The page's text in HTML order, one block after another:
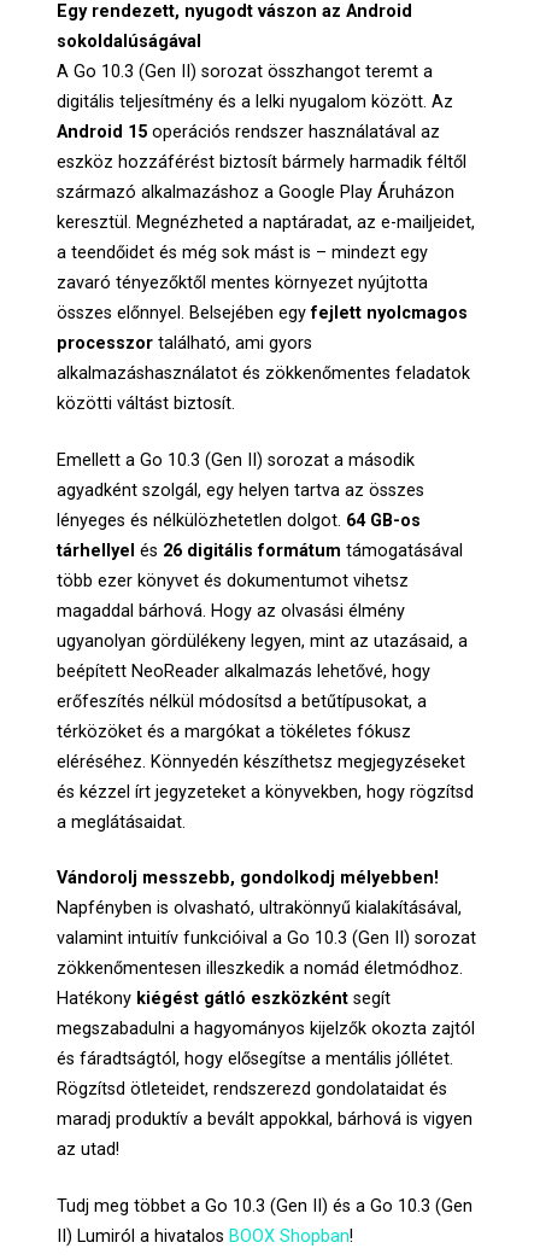
Egy rendezett, nyugodt vászon az Android
sokoldalúságával
A Go 10.3 (Gen II) sorozat összhangot teremt a
digitális teljesítmény és a lelki nyugalom között. Az
Android 15 operációs rendszer használatával az
eszköz hozzáférést biztosít bármely harmadik féltől
származó alkalmazáshoz a Google Play Áruházon
keresztül. Megnézheted a naptáradat, az e-mailjeidet,
a teendőidet és még sok mást is – mindezt egy
zavaró tényezőktől mentes környezet nyújtotta
összes előnnyel. Belsejében egyfejlett nyolcmagos
processzor található, ami gyors
alkalmazáshasználatot és zökkenőmentes feladatok
közötti váltást biztosít.
Emellett a Go 10.3 (Gen II) sorozat a második
agyadként szolgál, egy helyen tartva az összes
lényeges és nélkülözhetetlen dolgot. 64 GB-os
tárhellyel és 26 digitális formátum támogatásával
több ezer könyvet és dokumentumot vihetsz
magaddal bárhová. Hogy az olvasási élmény
ugyanolyan gördülékeny legyen, mint az utazásaid, a
beépített NeoReader alkalmazás lehetővé, hogy
erőfeszítés nélkül módosítsd a betűtípusokat, a
térközöket és a margókat a tökéletes fókusz
eléréséhez. Könnyedén készíthetsz megjegyzéseket
és kézzel írt jegyzeteket a könyvekben, hogy rögzítsd
a meglátásaidat.
Vándorolj messzebb, gondolkodj mélyebben!
Napfényben is olvasható, ultrakönnyű kialakításával,
valamint intuitív funkcióival a Go 10.3 (Gen II) sorozat
zökkenőmentesen illeszkedik a nomád életmódhoz.
Hatékony kiégést gátló eszközként segít
megszabadulni a hagyományos kijelzők okozta zajtól
és fáradtságtól, hogy elősegítse a mentális jóllétet.
Rögzítsd ötleteidet, rendszerezd gondolataidat és
maradj produktív a bevált appokkal, bárhová is vigyen
az utad!
Tudj meg többet a Go 10.3 (Gen II) és a Go 10.3 (Gen
II) Lumiról a hivatalos BOOX Shopban!